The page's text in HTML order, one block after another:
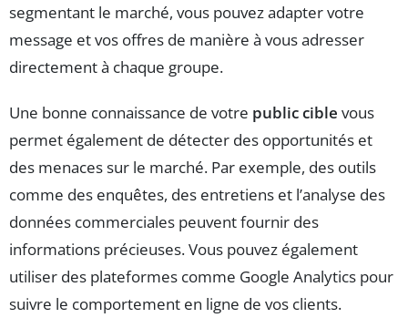
segmentant le marché, vous pouvez adapter votre
message et vos offres de manière à vous adresser
directement à chaque groupe.
Une bonne connaissance de votre public cible vous
permet également de détecter des opportunités et
des menaces sur le marché. Par exemple, des outils
comme des enquêtes, des entretiens et l’analyse des
données commerciales peuvent fournir des
informations précieuses. Vous pouvez également
utiliser des plateformes comme Google Analytics pour
suivre le comportement en ligne de vos clients.